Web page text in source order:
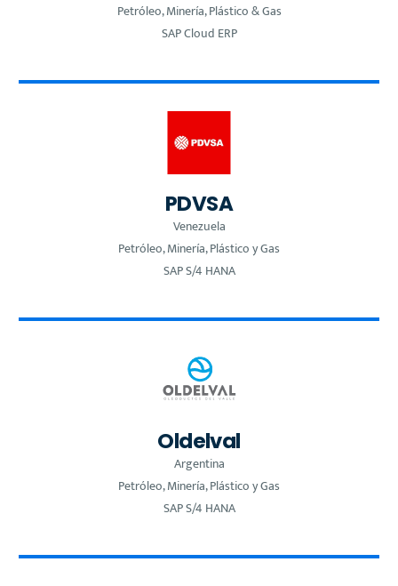
Petróleo, Minería, Plástico & Gas
SAP Cloud ERP
PDVSA
Venezuela
Petróleo, Minería, Plástico y Gas
SAP S/4 HANA
Oldelval
Argentina
Petróleo, Minería, Plástico y Gas
SAP S/4 HANA